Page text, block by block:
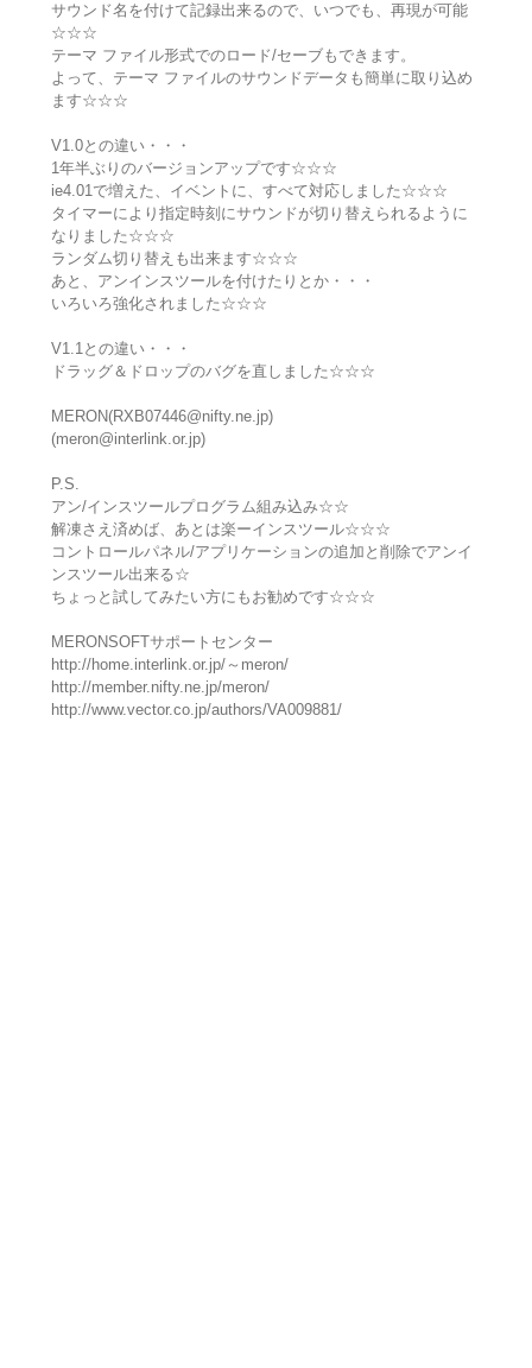
サウンド名を付けて記録出来るので、いつでも、再現が可能
☆☆☆
テーマ ファイル形式でのロード/セーブもできます。
よって、テーマ ファイルのサウンドデータも簡単に取り込め
ます☆☆☆
V1.0との違い・・・
1年半ぶりのバージョンアップです☆☆☆
ie4.01で増えた、イベントに、すべて対応しました☆☆☆
タイマーにより指定時刻にサウンドが切り替えられるように
なりました☆☆☆
ランダム切り替えも出来ます☆☆☆
あと、アンインスツールを付けたりとか・・・
いろいろ強化されました☆☆☆
V1.1との違い・・・
ドラッグ＆ドロップのバグを直しました☆☆☆
MERON(RXB07446@nifty.ne.jp)
(meron@interlink.or.jp)
P.S.
アン/インスツールプログラム組み込み☆☆
解凍さえ済めば、あとは楽ーインスツール☆☆☆
コントロールパネル/アプリケーションの追加と削除でアンイ
ンスツール出来る☆
ちょっと試してみたい方にもお勧めです☆☆☆
MERONSOFTサポートセンター
http://home.interlink.or.jp/～meron/
http://member.nifty.ne.jp/meron/
http://www.vector.co.jp/authors/VA009881/